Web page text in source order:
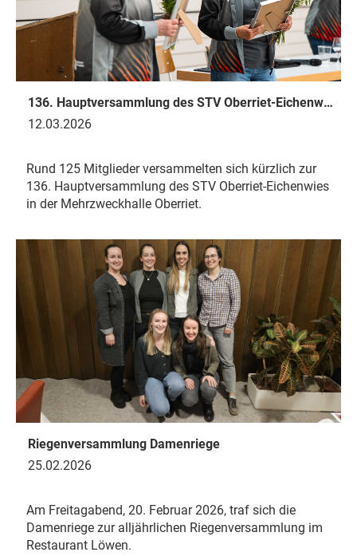
136. Hauptversammlung des STV Oberriet-Eichenwies
12.03.2026
Rund 125 Mitglieder versammelten sich kürzlich zur
136. Hauptversammlung des STV Oberriet-Eichenwies
in der Mehrzweckhalle Oberriet.
Riegenversammlung Damenriege
25.02.2026
Am Freitagabend, 20. Februar 2026, traf sich die
Damenriege zur alljährlichen Riegenversammlung im
Restaurant Löwen.